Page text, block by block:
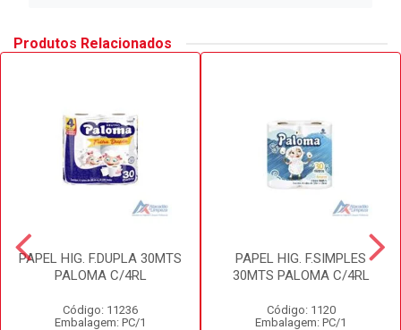
Produtos Relacionados
PAPEL HIG. F.DUPLA 30MTS
PALOMA C/4RL
Código: 11236
Embalagem: PC/1
PAPEL HIG. F.SIMPLES
30MTS PALOMA C/4RL
Código: 1120
Embalagem: PC/1